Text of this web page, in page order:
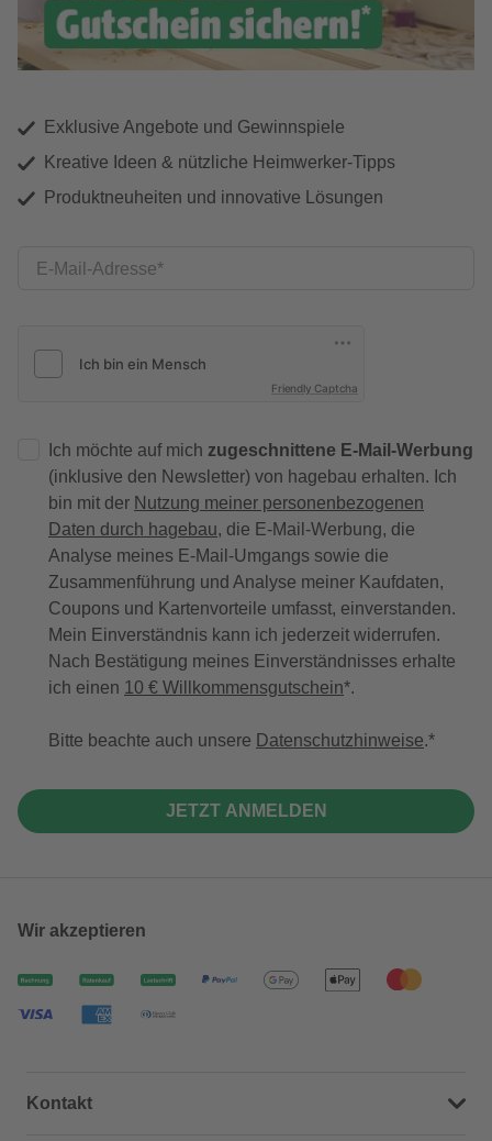
Exklusive Angebote und Gewinnspiele
Kreative Ideen & nützliche Heimwerker-Tipps
Produktneuheiten und innovative Lösungen
E-Mail-Adresse
Friendly Captcha
Ich möchte auf mich zugeschnittene E-Mail-Werbung
(inklusive den Newsletter) von hagebau erhalten. Ich
bin mit der Nutzung meiner personenbezogenen
Daten durch hagebau, die E-Mail-Werbung, die
Analyse meines E-Mail-Umgangs sowie die
Zusammenführung und Analyse meiner Kaufdaten,
Coupons und Kartenvorteile umfasst, einverstanden.
Mein Einverständnis kann ich jederzeit widerrufen.
Nach Bestätigung meines Einverständnisses erhalte
ich einen 10 € Willkommensgutschein*.
Bitte beachte auch unsere Datenschutzhinweise.
JETZT ANMELDEN
Wir akzeptieren
Kontakt